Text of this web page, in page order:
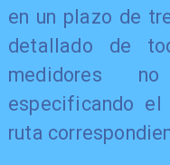
en un plazo de
detallado de
medidores
especificando
ruta